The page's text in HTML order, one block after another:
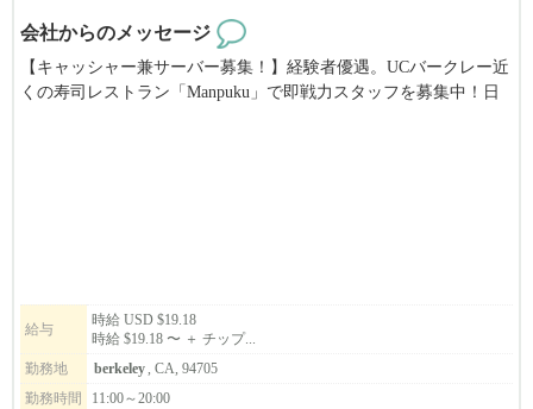
会社からのメッセージ
【キャッシャー兼サーバー募集！】経験者優遇。UCバークレー近
くの寿司レストラン「Manpuku」で即戦力スタッフを募集中！日
給与
時給 USD $19.18
時給 $19.18 〜 ＋ チップ...
勤務地
berkeley, CA, 94705
勤務時間
11:00～20:00